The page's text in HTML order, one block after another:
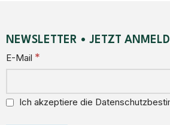
NEWSLETTER • JETZT
E-Mail *
Ich akzeptiere die